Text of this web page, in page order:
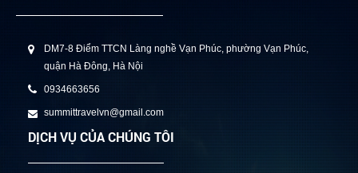
DM7-8 Điểm TTCN Làng nghề Vạn Phúc, phường Vạn Phúc,
quận Hà Đông, Hà Nội
0934663656
summittravelvn@gmail.com
DỊCH VỤ CỦA CHÚNG TÔI